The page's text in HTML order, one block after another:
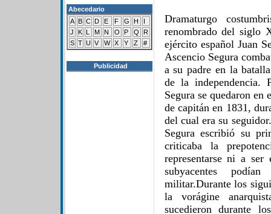
Abecedario
A B C D E F G H
I
J
K L M N O P Q
R
S T U V W X Y Z #
Publicidad
Dramaturgo
renombrado del siglo
ejército español Juan
Ascencio Segura
a su padre en la
de la independencia.
Segura se quedaron
de capitán en 1831,
del cual era su
Segura escribió su
criticaba la
representarse ni a ser
subyacentes
militar.Durante los
la vorágine
sucedieron durante